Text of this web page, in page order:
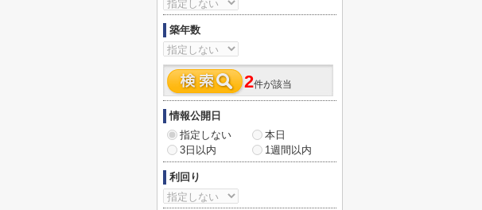
築年数
2件が該当
情報公開日
指定しない
本日
3日以内
1週間以内
利回り